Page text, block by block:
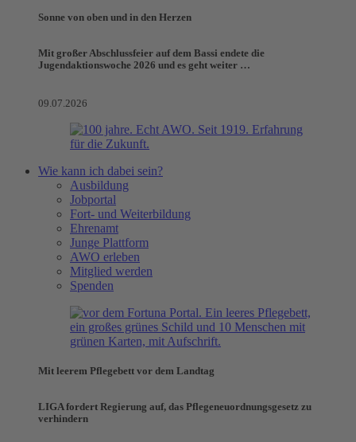
Sonne von oben und in den Herzen
Mit großer Abschlussfeier auf dem Bassi endete die
Jugendaktionswoche 2026 und es geht weiter …
09.07.2026
Wie kann ich dabei sein?
Ausbildung
Jobportal
Fort- und Weiterbildung
Ehrenamt
Junge Plattform
AWO erleben
Mitglied werden
Spenden
Mit leerem Pflegebett vor dem Landtag
LIGA fordert Regierung auf, das Pflegeneuordnungsgesetz zu
verhindern